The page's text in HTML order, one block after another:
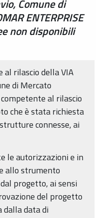
Comune di
ENTERPRISE
non disponibili
al rilascio della VIA
di Mercato
al rilascio
che è stata richiesta
connesse, ai
le autorizzazioni e in
allo strumento
progetto, ai sensi
del progetto
dalla data di